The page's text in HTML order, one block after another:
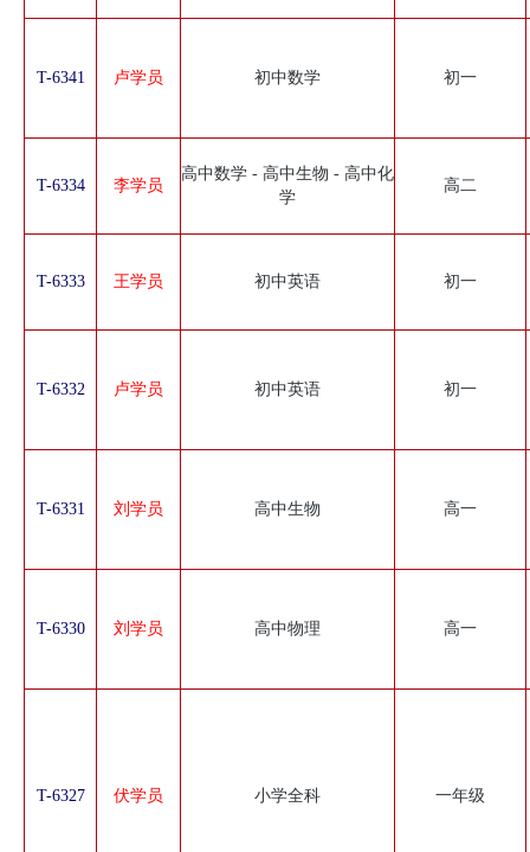
T-6341 卢学员 初中数学 初一
T-6334 李学员
高中数学 - 高中生物 - 高中化
学
高二
T-6333 王学员 初中英语 初一
T-6332 卢学员 初中英语 初一
T-6331 刘学员 高中生物 高一
T-6330 刘学员 高中物理 高一
T-6327 伏学员 小学全科 一年级